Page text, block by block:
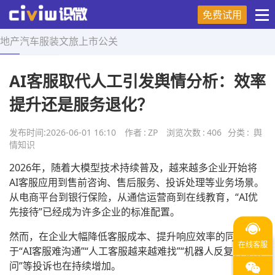
免费试用
地产汽车服装文旅 上市公关
首页 > 舆情知识 > 正文
AI客服取代人工引发舆情分析：效率
提升还是服务退化？
发布时间:2026-06-01 16:10 作者 : ZP 浏览次数 : 406 分类 : 舆
情知识
2026年，随着大模型技术持续普及，越来越多企业开始将
AI客服应用到售前咨询、售后服务、投诉处理等业务场景。
从电商平台到银行保险，从通信运营商到在线教育，“AI优
先接待”已经成为许多企业的标准配置。
然而，在企业大幅降低客服成本、提升响应效率的同时，关
于“AI客服难沟通”“人工客服越来越难找”“机器人反复答非所
问”等投诉也在持续增加。